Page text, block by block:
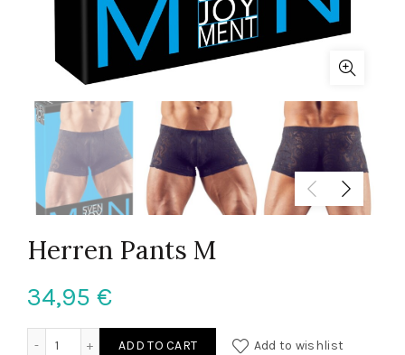
Herren Pants M
34,95 €
ADD TO CART Add to wishlist